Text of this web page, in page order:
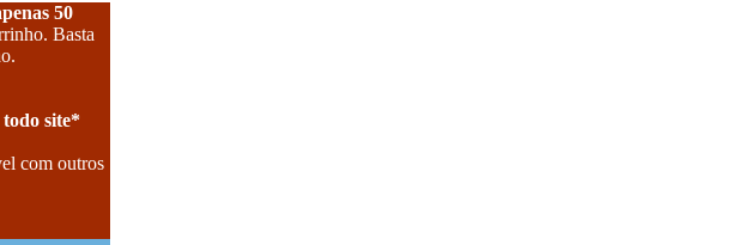
50
Basta
site*
com outros